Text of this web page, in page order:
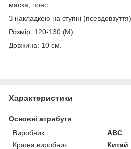
маска, пояс.
З накладкою на ступні (псевдовзуття)
Розмір: 120-130 (М)
Довжина: 10 см.
Характеристики
Основні атрибути
Виробник
ABC
Країна виробник
Китай